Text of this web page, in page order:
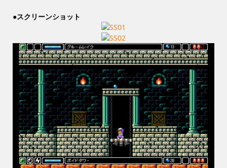
●スクリーンショット